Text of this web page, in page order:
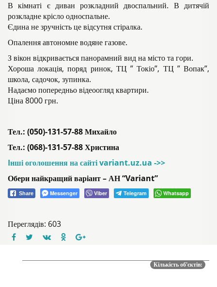
В кімнаті є диван розкладний двоспальний. В дитячій
розкладне крісло односпальне.
Єдина не зручність це відсутня стіралка.
Опалення автономне водяне газове.
З вікон відкривається панорамний вид на місто та гори.
Хороша локація, поряд ринок, ТЦ ” Токіо”, ТЦ ” Вопак”,
школа, садочок, зупинка.
Надаємо попередньо відеоогляд квартири.
Ціна 8000 грн.
Тел.: (050)-131-57-88 Михайло
Тел.: (068)-131-57-88 Христина
Iнші оголошення на сайті variant.uz.ua ->>
Обери найкращий варіант – АН “Variant”
Share Messenger Viber Telegram Whatsapp
Переглядів: 603
Кількість об'єктів: